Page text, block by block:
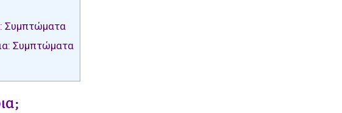
Συμπτώματα
Συμπτώματα